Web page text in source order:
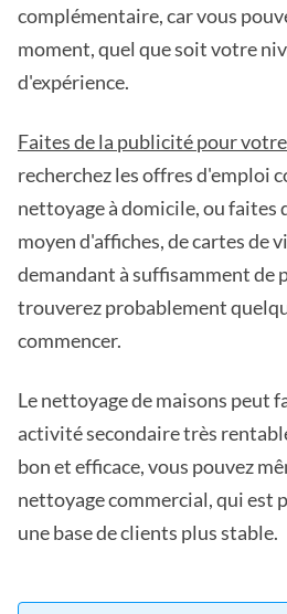
complémentaire, car vous
moment, quel que soit votre
d'expérience.
Faites de la publicité pour
recherchez les offres d'emploi
nettoyage à domicile, ou faites
moyen d'affiches, de cartes de
demandant à suffisamment de
trouverez probablement
commencer.
Le nettoyage de maisons peut
activité secondaire très
bon et efficace, vous pouvez
nettoyage commercial, qui est
une base de clients plus stable.